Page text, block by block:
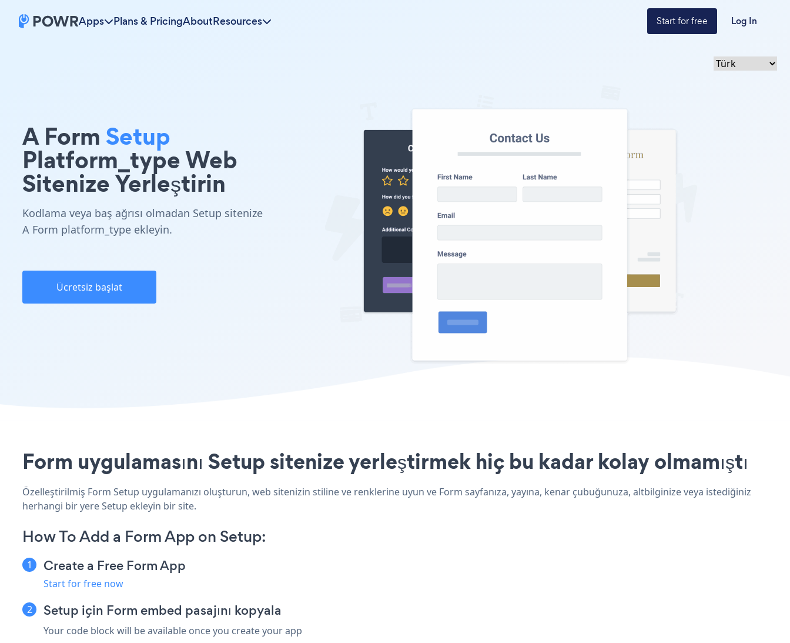
Apps Plans & PricingAboutResources Start for free Log In
A Form Setup
Platform_type Web
Sitenize Yerleştirin
Kodlama veya baş ağrısı olmadan Setup sitenize
A Form platform_type ekleyin.
Ücretsiz başlat
Form uygulamasını Setup sitenize yerleştirmek hiç bu kadar kolay olmamıştı
Özelleştirilmiş Form Setup uygulamanızı oluşturun, web sitenizin stiline ve renklerine uyun ve Form sayfanıza, yayına, kenar çubuğunuza, altbilginize veya istediğiniz
herhangi bir yere Setup ekleyin bir site.
How To Add a Form App on Setup:
Create a Free Form App
Start for free now
Setup için Form embed pasajını kopyala
Your code block will be available once you create your app